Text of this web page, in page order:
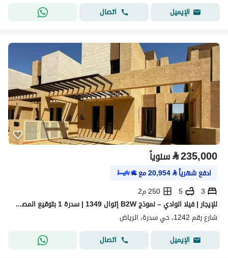
الإيميل
اتصال
⃁235,000 سنوياً
ادفع شهرياً⃁
20,954مع
3
5
250 م2
للإيجار | فيلا الوادي – نموذج B2W إتوال 1349 | سدرة 1 بتوقيع المصمم العالمي إيلي صعب
شارع رقم 1242، حي سدرة، الرياض
الإيميل
اتصال